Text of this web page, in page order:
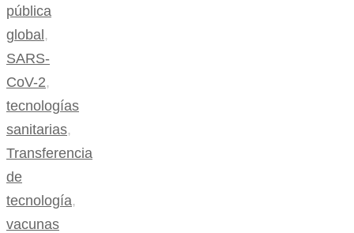
pública
global,
SARS-
CoV-2,
tecnologías
sanitarias,
Transferencia
de
tecnología,
vacunas